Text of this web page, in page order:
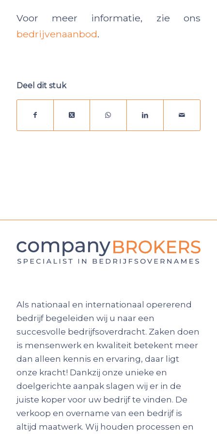
Voor meer informatie, zie ons
bedrijvenaanbod.
Deel dit stuk
Als nationaal en internationaal opererend
bedrijf begeleiden wij u naar een
succesvolle bedrijfsoverdracht. Zaken doen
is mensenwerk en kwaliteit betekent meer
dan alleen kennis en ervaring, daar ligt
onze kracht! Dankzij onze unieke en
doelgerichte aanpak slagen wij er in de
juiste koper voor uw bedrijf te vinden. De
verkoop en overname van een bedrijf is
altijd maatwerk. Wij houden processen en